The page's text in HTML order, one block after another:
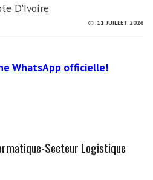
D'Ivoire
11 JUILLET 2026
WhatsApp officielle!
Secteur Logistique